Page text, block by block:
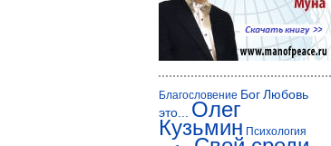
Благословение БогЛюбовь
это...
Олег
Кузьмин Психология